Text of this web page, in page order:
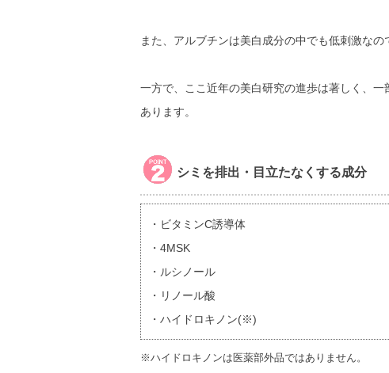
また、アルブチンは美白成分の中でも低刺激なの
一方で、ここ近年の美白研究の進歩は著しく、
あります。
シミを排出・目立たなくする成分
・ビタミンC誘導体
・4MSK
・ルシノール
・リノール酸
・ハイドロキノン(※)
※ハイドロキノンは医薬部外品ではありません。